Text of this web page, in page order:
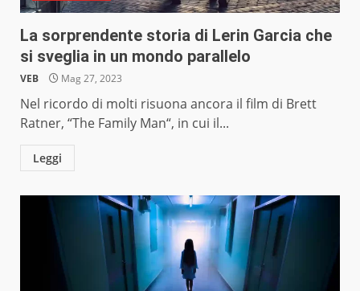
La sorprendente storia di Lerin Garcia che
si sveglia in un mondo parallelo
VEB Mag 27, 2023
Nel ricordo di molti risuona ancora il film di Brett
Ratner, “The Family Man“, in cui il...
Leggi